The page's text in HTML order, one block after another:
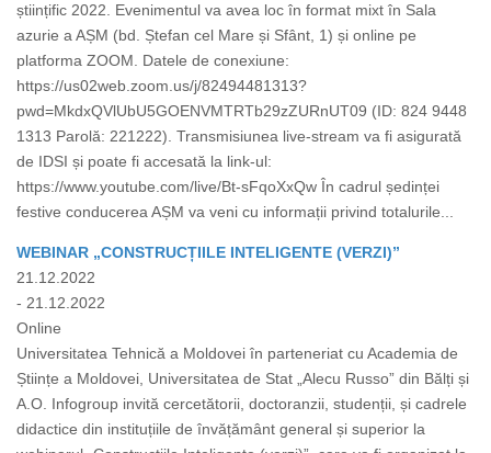
științific 2022. Evenimentul va avea loc în format mixt în Sala
azurie a AȘM (bd. Ștefan cel Mare și Sfânt, 1) și online pe
platforma ZOOM. Datele de conexiune:
https://us02web.zoom.us/j/82494481313?
pwd=MkdxQVlUbU5GOENVMTRTb29zZURnUT09 (ID: 824 9448
1313 Parolă: 221222). Transmisiunea live-stream va fi asigurată
de IDSI și poate fi accesată la link-ul:
https://www.youtube.com/live/Bt-sFqoXxQw În cadrul ședinței
festive conducerea AȘM va veni cu informații privind totalurile...
WEBINAR „CONSTRUCȚIILE INTELIGENTE (VERZI)”
21.12.2022
- 21.12.2022
Online
Universitatea Tehnică a Moldovei în parteneriat cu Academia de
Științe a Moldovei, Universitatea de Stat „Alecu Russo” din Bălți și
A.O. Infogroup invită cercetătorii, doctoranzii, studenții, și cadrele
didactice din instituțiile de învățământ general și superior la